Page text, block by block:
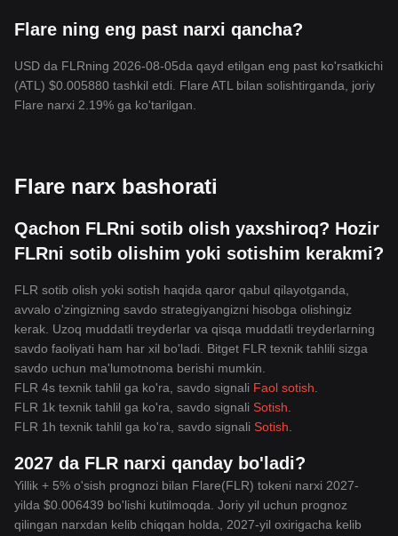
Flare ning eng past narxi qancha?
USD da FLRning 2026-08-05da qayd etilgan eng past ko'rsatkichi
(ATL) $0.005880 tashkil etdi. Flare ATL bilan solishtirganda, joriy
Flare narxi 2.19% ga ko'tarilgan.
Flare narx bashorati
Qachon FLRni sotib olish yaxshiroq? Hozir
FLRni sotib olishim yoki sotishim kerakmi?
FLR sotib olish yoki sotish haqida qaror qabul qilayotganda,
avvalo o'zingizning savdo strategiyangizni hisobga olishingiz
kerak. Uzoq muddatli treyderlar va qisqa muddatli treyderlarning
savdo faoliyati ham har xil bo'ladi. Bitget FLR texnik tahlili sizga
savdo uchun ma'lumotnoma berishi mumkin.
FLR 4s texnik tahlil ga ko'ra, savdo signali Faol sotish
FLR 1k texnik tahlil ga ko'ra, savdo signali Sotish
FLR 1h texnik tahlil ga ko'ra, savdo signali Sotish
2027 da FLR narxi qanday bo'ladi?
Yillik + 5% o'sish prognozi bilan Flare(FLR) tokeni narxi 2027-
yilda $0.006439 bo'lishi kutilmoqda. Joriy yil uchun prognoz
qilingan narxdan kelib chiqqan holda, 2027-yil oxirigacha kelib